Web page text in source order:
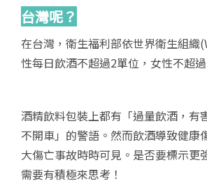
台灣呢？
在台灣，衛生福利部依世界衛生組織
性每日飲酒不超過2單位，女性不超
酒精飲料包裝上都有「過量飲酒，有
不開車」的警語。然而飲酒導致健康
大傷亡事故時時可見。是否要標示更
需要有積極來思考！